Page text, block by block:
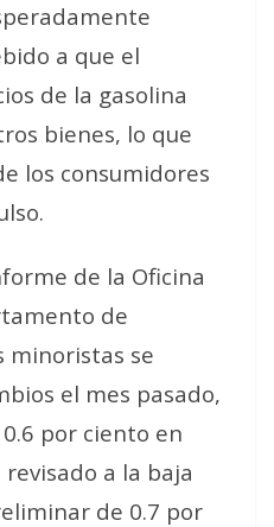
a que el
de la gasolina
bienes, lo que
los consumidores
de la Oficina
de
minoristas se
el mes pasado,
por ciento en
a la baja
de 0.7 por